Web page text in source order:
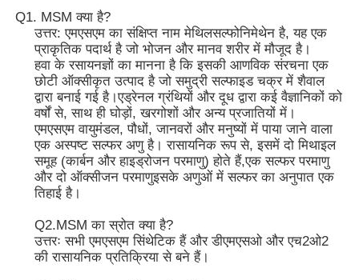
एमएसएम पाउडर
एमएसएम मिथाइलसल्फोनीलमीथेन
एमएसएम डाइमिथाइल सल्फोन
एमएसएम थोक
एमएसएम पूरक
Q1. MSM क्या है?
उत्तर: एमएसएम का संक्षिप्त नाम मेथिलसल्फोनिमेथेन है, यह एक
प्राकृतिक पदार्थ है जो भोजन और मानव शरीर में मौजूद है।
हवा के रसायनज्ञों का मानना है कि इसकी आणविक संरचना एक
छोटी ऑक्सीकृत उत्पाद है जो समुद्री सल्फाइड चक्र में शैवाल
द्वारा बनाई गई है।एड्रेनल ग्रंथियों और दूध द्वारा कई वैज्ञानिकों को
वर्षों से, साथ ही घोड़ों, खरगोशों और अन्य प्रजातियों में।
एमएसएम वायुमंडल, पौधों, जानवरों और मनुष्यों में पाया जाने वाला
एक अस्पष्ट सल्फर अणु है। रासायनिक रूप से, इसमें दो मिथाइल
समूह (कार्बन और हाइड्रोजन परमाणु) होते हैं,एक सल्फर परमाणु
और दो ऑक्सीजन परमाणुइसके अणुओं में सल्फर का अनुपात एक
तिहाई है।
Q2.MSM का स्रोत क्या है?
उत्तरः सभी एमएसएम सिंथेटिक हैं और डीएमएसओ और एच2ओ2
की रासायनिक प्रतिक्रिया से बने हैं।